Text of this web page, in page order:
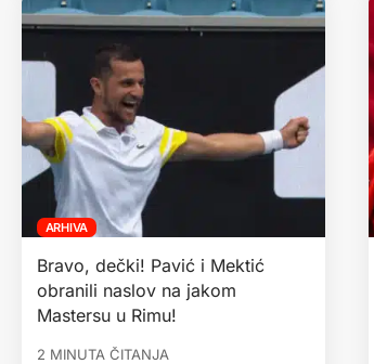
ARHIVA
Bravo, dečki! Pavić i Mektić
obranili naslov na jakom
Mastersu u Rimu!
2 MINUTA ČITANJA